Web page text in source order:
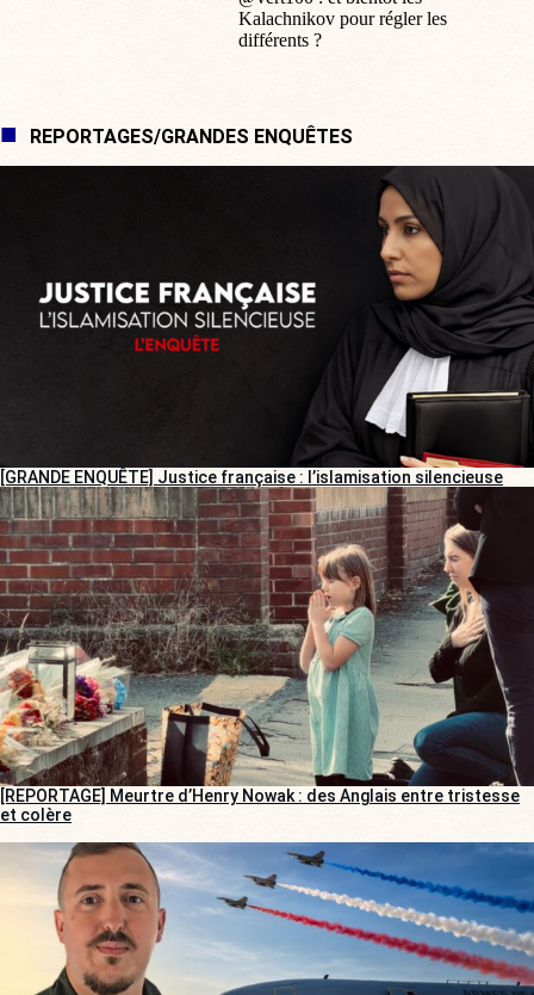
Kalachnikov pour régler les
différents ?
REPORTAGES/GRANDES ENQUÊTES
[GRANDE ENQUÊTE] Justice française : l’islamisation silencieuse
[REPORTAGE] Meurtre d’Henry Nowak : des Anglais entre tristesse
et colère